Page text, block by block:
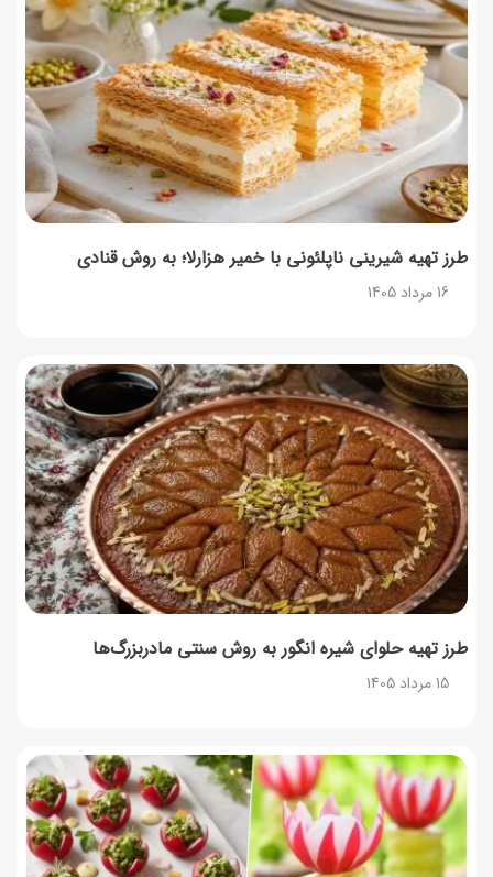
طرز تهیه شیرینی ناپلئونی با خمیر هزارلا؛ به روش قنادی
16 مرداد 1405
طرز تهیه حلوای شیره انگور به روش سنتی مادربزرگ‌ها
15 مرداد 1405
۳۵ لیست غذاهای جدید و متفاوت؛ برای ناهار و مهمانی
14 مرداد 1405
طرز تهیه پش ملبا (پیچ ملبا)؛ دسر کلاسیک هلو و بستنی
13 مرداد 1405